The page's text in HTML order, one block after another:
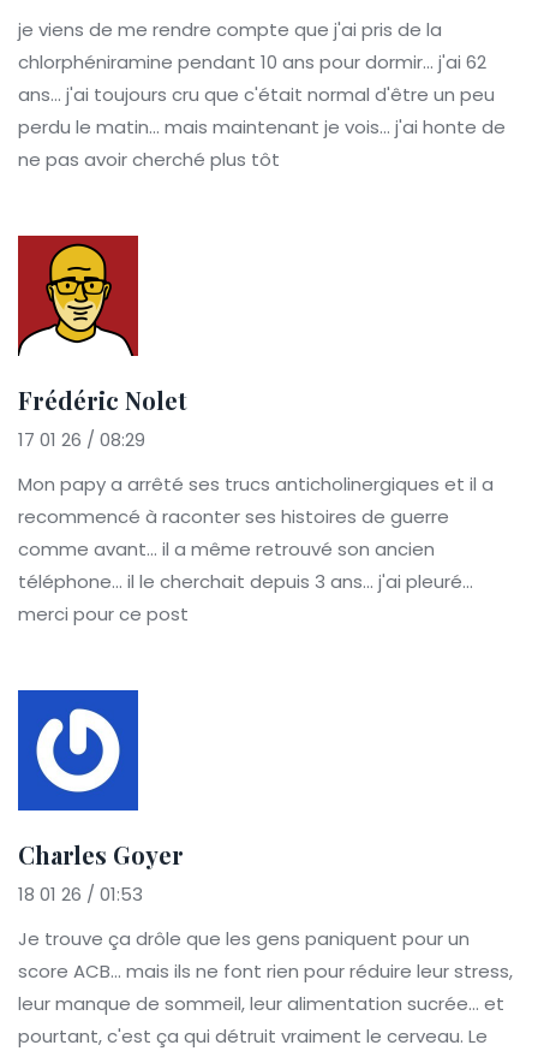
je viens de me rendre compte que j'ai pris de la
chlorphéniramine pendant 10 ans pour dormir... j'ai 62
ans... j'ai toujours cru que c'était normal d'être un peu
perdu le matin... mais maintenant je vois... j'ai honte de
ne pas avoir cherché plus tôt
Frédéric Nolet
17 01 26 / 08:29
Mon papy a arrêté ses trucs anticholinergiques et il a
recommencé à raconter ses histoires de guerre
comme avant... il a même retrouvé son ancien
téléphone... il le cherchait depuis 3 ans... j'ai pleuré...
merci pour ce post
Charles Goyer
18 01 26 / 01:53
Je trouve ça drôle que les gens paniquent pour un
score ACB... mais ils ne font rien pour réduire leur stress,
leur manque de sommeil, leur alimentation sucrée... et
pourtant, c'est ça qui détruit vraiment le cerveau. Le